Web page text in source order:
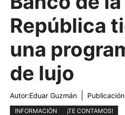
República
una
de lujo
Autor:Eduar Guzmán
INFORMACIÓN ¡TE CONTAMOS!